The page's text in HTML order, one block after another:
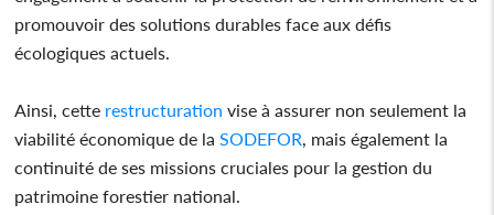
promouvoir des solutions durables face aux défis
écologiques actuels.
Ainsi, cette restructuration vise à assurer non seulement la
viabilité économique de la SODEFOR , mais également la
continuité de ses missions cruciales pour la gestion du
patrimoine forestier national.